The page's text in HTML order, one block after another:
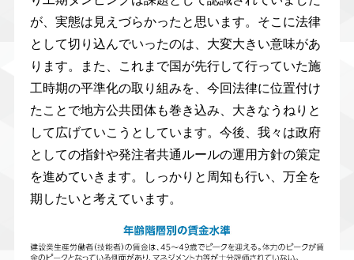
が、実態は見えづらかったと思います。そこに法律
として切り込んでいったのは、大変大きい意味があ
ります。また、これまで国が先行して行っていた施
工時期の平準化の取り組みを、今回法律に位置付け
たことで地方公共団体も巻き込み、大きなうねりと
して広げていこうとしています。今後、我々は政府
としての指針や発注者共通ルールの運用方針の策定
を進めていきます。しっかりと周知も行い、万全を
期したいと考えています。